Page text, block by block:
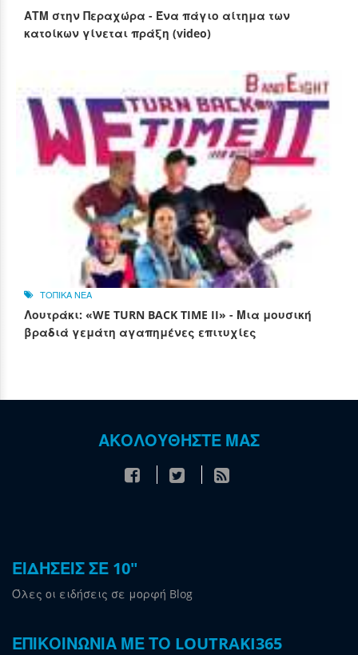
ΑΤΜ στην Περαχώρα - Ένα πάγιο αίτημα των
κατοίκων γίνεται πράξη (video)
ΤΟΠΙΚΑ ΝΕΑ
Λουτράκι: «WE TURN BACK TIME II» - Μια μουσική
βραδιά γεμάτη αγαπημένες επιτυχίες
ΑΚΟΛΟΥΘΗΣΤΕ ΜΑΣ
ΕΙΔΗΣΕΙΣ ΣΕ 10"
Όλες οι ειδήσεις σε μορφή Blog
ΕΠΙΚΟΙΝΩΝΙΑ ΜΕ ΤΟ LOUTRAKI365